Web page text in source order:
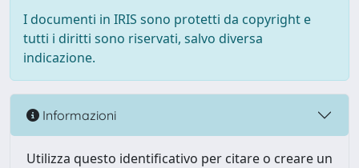
I documenti in IRIS sono protetti da copyright e
tutti i diritti sono riservati, salvo diversa
indicazione.
Informazioni
Utilizza questo identificativo per citare o creare un